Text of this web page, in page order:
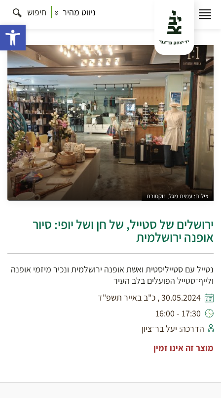
ניווט מהיר חיפוש כל הסיורים
ירושלים של סטייל,
צילום: עמית מגל, נוקטורנו
ירושלים של סטייל, של חן ושל יופי: סיור
אופנה ירושלמית
נטייל עם סטייליסטית ואשת אופנה ירושלמית ונכיר מיזמי אופנה
ולייף־סטייל הפועלים בלב העיר
30.05.2024 , כ"ב באייר תשפ"ד
17:30 - 16:00
הדרכה: יעל בר־ציון
מוצר זה אינו זמין